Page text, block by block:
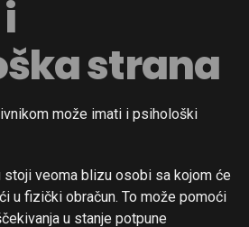
strana
može imati i psihološki
stoji veoma blizu osobi sa kojom će
u fizički obračun. To može pomoći
u stanje potpune